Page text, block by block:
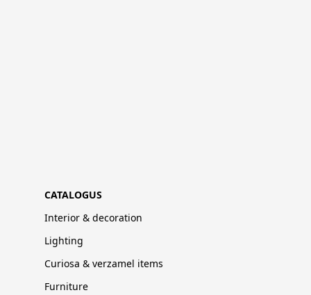
CATALOGUS
Interior & decoration
Lighting
Curiosa & verzamel items
Furniture